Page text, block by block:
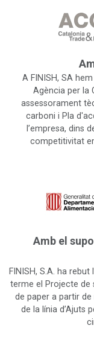
A FINISH, SA
Agència per la
assessorament
carboni i Pla
l’empresa, dins
competitivitat
Amb el
FINISH, S.A. ha
terme el Projecte de
de paper a partir de
de la línia d’Ajuts